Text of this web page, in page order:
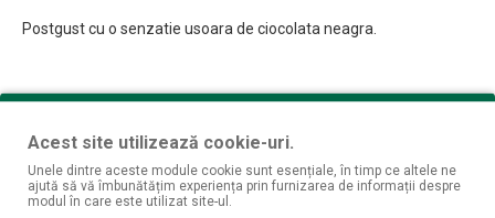
Postgust cu o senzatie usoara de ciocolata neagra.
REVIEW-URI
Nu sunt opinii despre acest produs.
SPUNE-ŢI OPINIA
Acest site utilizează cookie-uri.
Unele dintre aceste module cookie sunt esențiale, în timp ce altele ne
ajută să vă îmbunătățim experiența prin furnizarea de informații despre
modul în care este utilizat site-ul.